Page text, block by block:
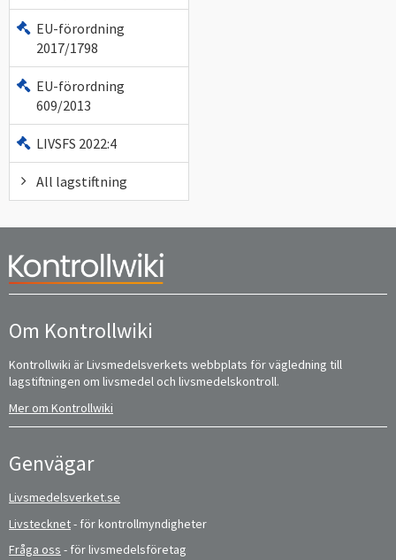
EU-förordning
2017/1798
EU-förordning
609/2013
LIVSFS 2022:4
All lagstiftning
Om Kontrollwiki
Kontrollwiki är Livsmedelsverkets webbplats för vägledning till
lagstiftningen om livsmedel och livsmedelskontroll.
Mer om Kontrollwiki
Genvägar
Livsmedelsverket.se
Livstecknet- för kontrollmyndigheter
Fråga oss - för livsmedelsföretag